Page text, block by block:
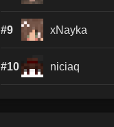
#9 xNayka
#10 niciaq